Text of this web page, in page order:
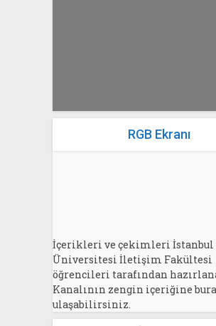
RGB Ekranı
İçerikleri ve çekimleri
Üniversitesi İletişim Fakültesi
öğrencileri tarafından
Kanalının zengin içeriğine
ulaşabilirsiniz.